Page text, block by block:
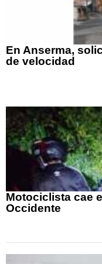
En Anserma,
de velocidad
Motociclista cae
Occidente